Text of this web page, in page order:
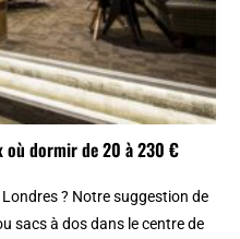
où dormir de 20 à 230 €
? Notre suggestion de
sacs à dos dans le centre de